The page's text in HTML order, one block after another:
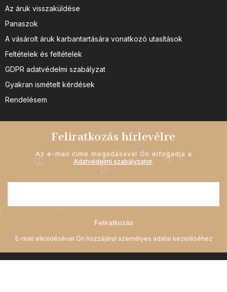
Az áruk visszaküldése
Panaszok
A vásárolt áruk karbantartására vonatkozó utasítások
Feltételek és feltételek
GDPR adatvédelmi szabályzat
Gyakran ismételt kérdések
Rendelésem
Feliratkozás hírlevélre
Az e-mail címe megadásával Ön elfogadja a
Adatvédelmi szabályzatot.
Feliratkozás